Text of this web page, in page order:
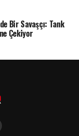
Bir Savaşçı: Tank
Çekiyor